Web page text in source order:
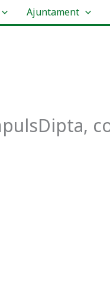
Ajuntament